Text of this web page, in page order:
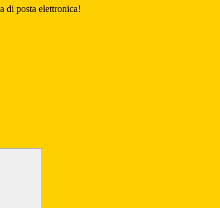
di posta elettronica!